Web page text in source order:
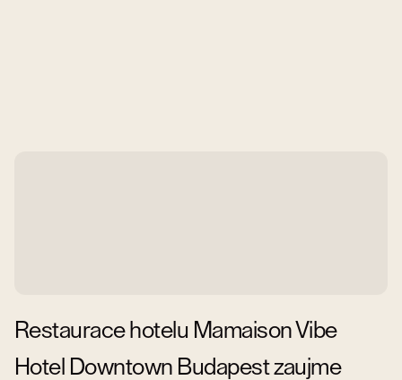
Restaurace hotelu Mamaison Vibe
Hotel Downtown Budapest zaujme